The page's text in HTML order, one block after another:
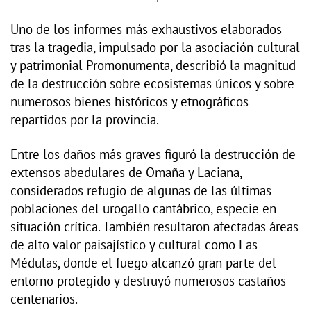
Uno de los informes más exhaustivos elaborados
tras la tragedia, impulsado por la asociación cultural
y patrimonial Promonumenta, describió la magnitud
de la destrucción sobre ecosistemas únicos y sobre
numerosos bienes históricos y etnográficos
repartidos por la provincia.
Entre los daños más graves figuró la destrucción de
extensos abedulares de Omaña y Laciana,
considerados refugio de algunas de las últimas
poblaciones del urogallo cantábrico, especie en
situación crítica. También resultaron afectadas áreas
de alto valor paisajístico y cultural como Las
Médulas, donde el fuego alcanzó gran parte del
entorno protegido y destruyó numerosos castaños
centenarios.